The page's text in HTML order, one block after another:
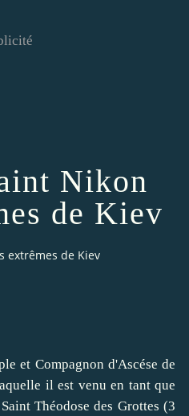
Nikon
de Kiev
extrêmes de Kiev
et Compagnon d'Ascése de
il est venu en tant que
Saint Théodose des Grottes (3